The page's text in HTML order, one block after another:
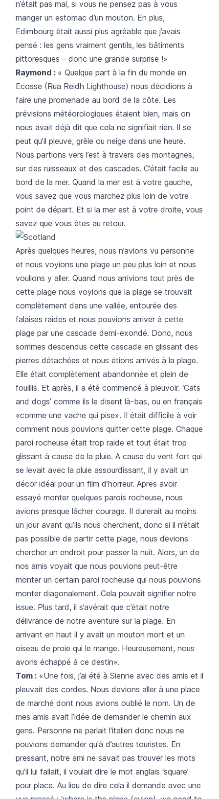
n’était pas mal, si vous ne pensez pas à vous
manger un estomac d’un mouton. En plus,
Edimbourg était aussi plus agréable que j’avais
pensé : les gens vraiment gentils, les bâtiments
pittoresques – donc une grande surprise !»
Raymond : « Quelque part à la fin du monde en
Ecosse (Rua Reidh Lighthouse) nous décidions à
faire une promenade au bord de la côte. Les
prévisions météorologiques étaient bien, mais on
nous avait déjà dit que cela ne signifiait rien. Il se
peut qu’il pleuve, grêle ou neige dans une heure.
Nous partions vers l’est à travers des montagnes,
sur des ruisseaux et des cascades. C’était facile au
bord de la mer. Quand la mer est à votre gauche,
vous savez que vous marchez plus loin de votre
point de départ. Et si la mer est à votre droite, vous
savez que vous êtes au retour.
Après quelques heures, nous n’avions vu personne
et nous voyions une plage un peu plus loin et nous
voulions y aller. Quand nous arrivions tout près de
cette plage nous voyions que la plage se trouvait
complètement dans une vallée, entourée des
falaises raides et nous pouvions arriver à cette
plage par une cascade demi-exondé. Donc, nous
sommes descendus cette cascade en glissant des
pierres détachées et nous étions arrivés à la plage.
Elle était complètement abandonnée et plein de
fouillis. Et après, il a été commencé à pleuvoir. ‘Cats
and dogs’ comme ils le disent là-bas, ou en français
«comme une vache qui pise». Il était difficile à voir
comment nous pouvions quitter cette plage. Chaque
paroi rocheuse était trop raide et tout était trop
glissant à cause de la pluie. A cause du vent fort qui
se levait avec la pluie assourdissant, il y avait un
décor idéal pour un film d’horreur. Apres avoir
essayé monter quelques parois rocheuse, nous
avions presque lâcher courage. Il durerait au moins
un jour avant qu’ils nous cherchent, donc si il n’était
pas possible de partir cette plage, nous devions
chercher un endroit pour passer la nuit. Alors, un de
nos amis voyait que nous pouvions peut-être
monter un certain paroi rocheuse qui nous pouvions
monter diagonalement. Cela pouvait signifier notre
issue. Plus tard, il s’avérait que c’était notre
délivrance de notre aventure sur la plage. En
arrivant en haut il y avait un mouton mort et un
oiseau de proie qui le mange. Heureusement, nous
avons échappé à ce destin».
Tom : «Une fois, j’ai été à Sienne avec des amis et il
pleuvait des cordes. Nous devions aller à une place
de marché dont nous avions oublié le nom. Un de
mes amis avait l’idée de demander le chemin aux
gens. Personne ne parlait l'italien donc nous ne
pouvions demander qu'à d’autres touristes. En
pressant, notre ami ne savait pas trouver les mots
qu’il lui fallait, il voulait dire le mot anglais ‘square’
pour place. Au lieu de dire cela il demande avec une